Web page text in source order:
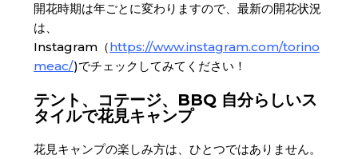
開花時期は年ごとに変わりますので、最新の開花状況
は、
Instagram（https://www.instagram.com/torino
meac/)でチェックしてみてください！
テント、コテージ、BBQ 自分らしいス
タイルで花見キャンプ
花見キャンプの楽しみ方は、ひとつではありません。